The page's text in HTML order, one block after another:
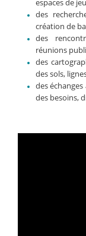
espaces de
des
création de
des
réunions
des
des sols,
des
des besoins,